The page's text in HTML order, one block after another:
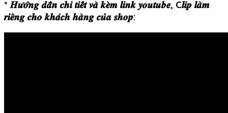
* 𝑯𝒖̛𝒐̛́𝒏𝒈 𝒅𝒂̂̃𝒏 𝒄𝒉𝒊 𝒕𝒊𝒆̂́𝒕 𝒗𝒂̀ 𝒌𝒆̀𝒎 𝒍𝒊𝒏𝒌 𝒚𝒐𝒖𝒕𝒖𝒃𝒆, C𝒍𝒊𝒑 𝒍𝒂̀𝒎
𝒓𝒊𝒆̂𝒏𝒈 𝒄𝒉𝒐 𝒌𝒉𝒂́𝒄𝒉 𝒉𝒂̀𝒏𝒈 𝒄𝒖̉𝒂 𝒔𝒉𝒐𝒑: